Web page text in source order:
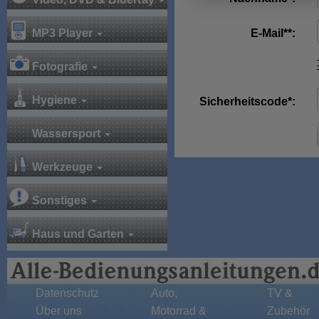
MP3 Player
Fotografie
Hygiene
Wassersport
Werkzeuge
Sonstiges
Haus und Garten
E-Mail**:
Sicherheitscode*:
Datenschutz
Über uns
Auto,
Motorrad &
TV &
Zubehör